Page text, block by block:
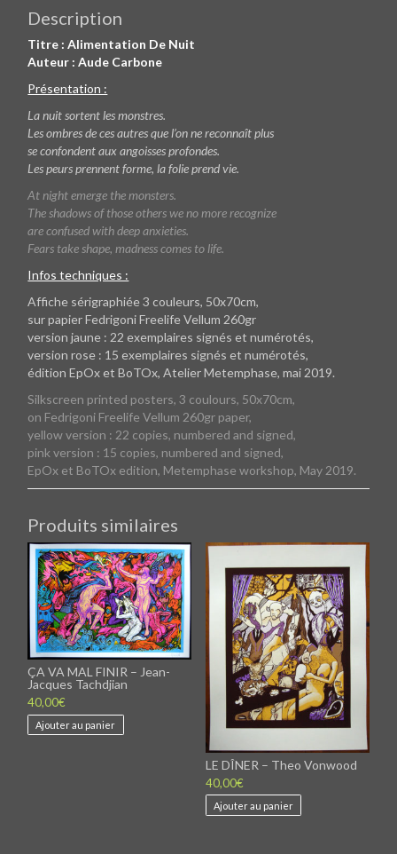
NUIT
-
Aude
Carbone
Description
Titre : Alimentation De Nuit
Auteur : Aude Carbone
Présentation :
La nuit sortent les monstres.
Les ombres de ces autres que l’on ne reconnaît plus
se confondent aux angoisses profondes.
Les peurs prennent forme, la folie prend vie.
At night emerge the monsters.
The shadows of those others we no more recognize
are confused with deep anxieties.
Fears take shape, madness comes to life.
Infos techniques :
Affiche sérigraphiée 3 couleurs, 50x70cm,
sur papier Fedrigoni Freelife Vellum 260gr
version jaune : 22 exemplaires signés et numérotés,
version rose : 15 exemplaires signés et numérotés,
édition EpOx et BoTOx, Atelier Metemphase, mai 2019.
Silkscreen printed posters, 3 coulours, 50x70cm,
on Fedrigoni Freelife Vellum 260gr paper,
yellow version : 22 copies, numbered and signed,
pink version : 15 copies, numbered and signed,
EpOx et BoTOx edition, Metemphase workshop, May 2019.
Produits similaires
ÇA VA MAL FINIR – Jean-
Jacques Tachdjian
40,00€
Ajouter au panier
LE DÎNER – Theo Vonwood
40,00€
Ajouter au panier